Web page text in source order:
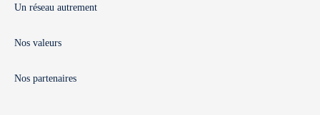
Un réseau autrement
Nos valeurs
Nos partenaires